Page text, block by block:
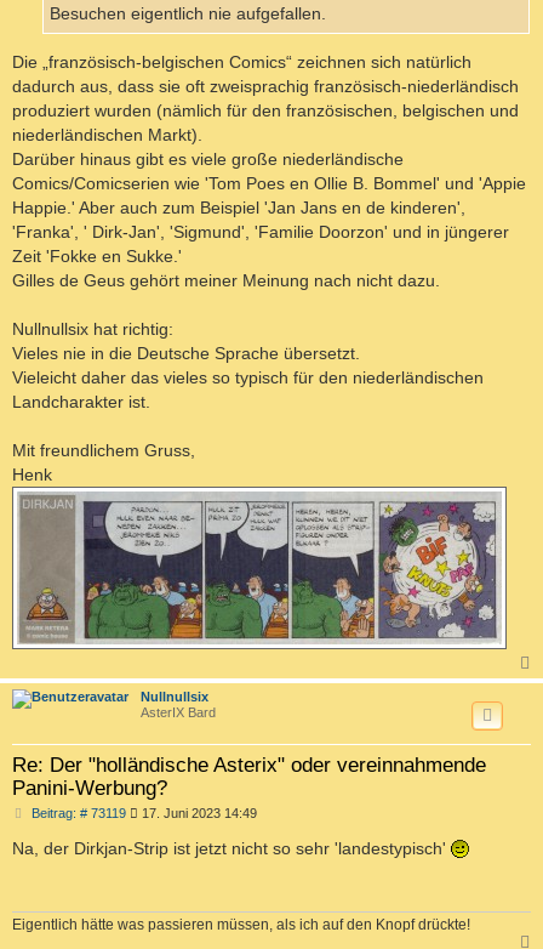
Besuchen eigentlich nie aufgefallen.
Die „französisch-belgischen Comics“ zeichnen sich natürlich
dadurch aus, dass sie oft zweisprachig französisch-niederländisch
produziert wurden (nämlich für den französischen, belgischen und
niederländischen Markt).
Darüber hinaus gibt es viele große niederländische
Comics/Comicserien wie 'Tom Poes en Ollie B. Bommel' und 'Appie
Happie.' Aber auch zum Beispiel 'Jan Jans en de kinderen',
'Franka', ' Dirk-Jan', 'Sigmund', 'Familie Doorzon' und in jüngerer
Zeit 'Fokke en Sukke.'
Gilles de Geus gehört meiner Meinung nach nicht dazu.
Nullnullsix hat richtig:
Vieles nie in die Deutsche Sprache übersetzt.
Vieleicht daher das vieles so typisch für den niederländischen
Landcharakter ist.
Mit freundlichem Gruss,
Henk
a
Nullnullsix
AsterIX Bard
Re: Der "holländische Asterix" oder vereinnahmende
Panini-Werbung?
Beitrag: # 73119B
i
17. Juni 2023 14:49
Na, der Dirkjan-Strip ist jetzt nicht so sehr 'landestypisch'
Eigentlich hätte was passieren müssen, als ich auf den Knopf drückte!